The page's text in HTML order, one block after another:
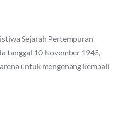
Sejarah Pertempuran
tanggal 10 November 1945,
untuk mengenang kembali